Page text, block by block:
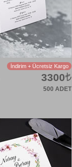
İndirim + Ücretsiz Kargo
3300
500 ADET